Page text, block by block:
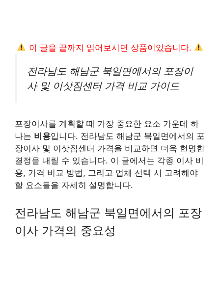
이 글을 끝까지 읽어보시면 상품이있습니다.
전라남도 해남군 북일면에서의 포장이
사 및 이삿짐센터 가격 비교 가이드
포장이사를 계획할 때 가장 중요한 요소 가운데 하
나는 비용입니다. 전라남도 해남군 북일면에서의 포
장이사 및 이삿짐센터 가격을 비교하면 더욱 현명한
결정을 내릴 수 있습니다. 이 글에서는 각종 이사 비
용, 가격 비교 방법, 그리고 업체 선택 시 고려해야
할 요소들을 자세히 설명합니다.
전라남도 해남군 북일면에서의 포장
이사 가격의 중요성